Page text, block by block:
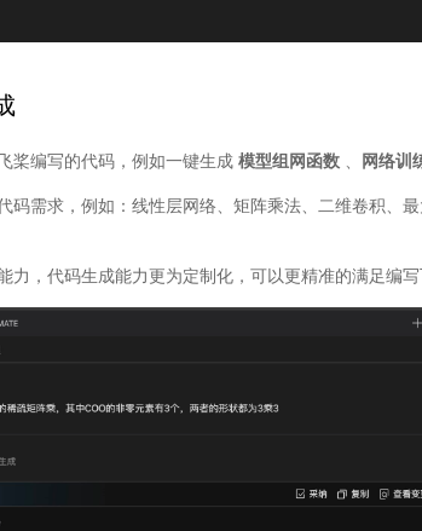
桨编写的代码，例如一键生成 模型组网函数、 网络训
码需求，例如：线性层网络、矩阵乘法、二维卷积、
力，代码生成能力更为定制化，可以更精准的满足编